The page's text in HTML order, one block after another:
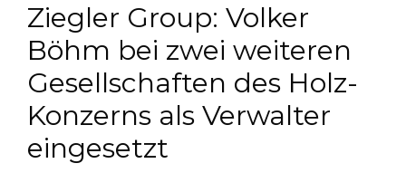
Ziegler Group: Volker
Böhm bei zwei weiteren
Gesellschaften des Holz-
Konzerns als Verwalter
eingesetzt